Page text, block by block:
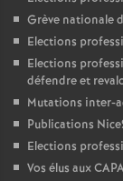
Grève nationale
Elections
Elections
défendre et
Mutations inter-
Publications
Elections
Vos élus aux